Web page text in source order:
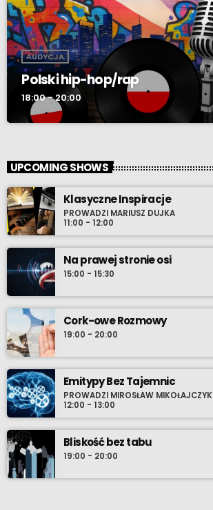
AUDYCJA
Polski hip-hop/rap
18:00 - 20:00
UPCOMING SHOWS
Klasyczne Inspiracje
PROWADZI MARIUSZ DUJKA
11:00 - 12:00
Na prawej stronie osi
15:00 - 15:30
Cork-owe Rozmowy
19:00 - 20:00
Emitypy Bez Tajemnic
PROWADZI MIROSŁAW MIKOŁAJCZYK
12:00 - 13:00
Bliskość bez tabu
19:00 - 20:00